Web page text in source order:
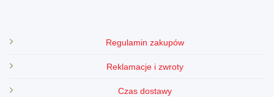
Regulamin zakupów
Reklamacje i zwroty
Czas dostawy